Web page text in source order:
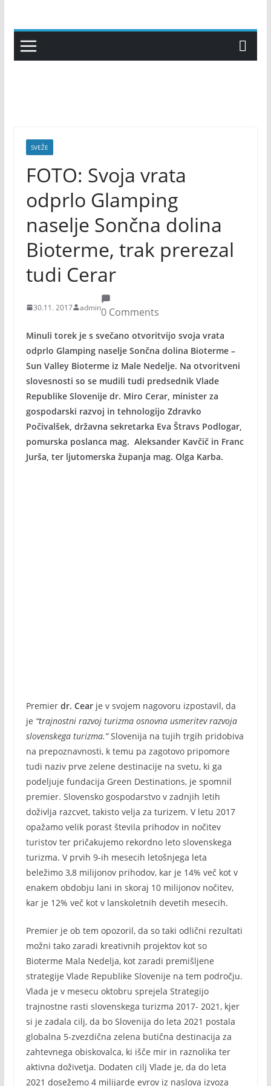
content
SVEŽE
FOTO: Svoja vrata
odprlo Glamping
naselje Sončna dolina
Bioterme, trak prerezal
tudi Cerar
30.11. 2017 admin0 Comments
Minuli torek je s svečano otvoritvijo svoja vrata
odprlo Glamping naselje Sončna dolina Bioterme –
Sun Valley Bioterme iz Male Nedelje. Na otvoritveni
slovesnosti so se mudili tudi predsednik Vlade
Republike Slovenije dr. Miro Cerar, minister za
gospodarski razvoj in tehnologijo Zdravko
Počivalšek, državna sekretarka Eva Štravs Podlogar,
pomurska poslanca mag. Aleksander Kavčič in Franc
Jurša, ter ljutomerska županja mag. Olga Karba.
Premier dr. Cearje v svojem nagovoru izpostavil, da
je “trajnostni razvoj turizma osnovna usmeritev razvoja
slovenskega turizma.”Slovenija na tujih trgih pridobiva
na prepoznavnosti, k temu pa zagotovo pripomore
tudi naziv prve zelene destinacije na svetu, ki ga
podeljuje fundacija Green Destinations, je spomnil
premier. Slovensko gospodarstvo v zadnjih letih
doživlja razcvet, takisto velja za turizem. V letu 2017
opažamo velik porast števila prihodov in nočitev
turistov ter pričakujemo rekordno leto slovenskega
turizma. V prvih 9-ih mesecih letošnjega leta
beležimo 3,8 milijonov prihodov, kar je 14% več kot v
enakem obdobju lani in skoraj 10 milijonov nočitev,
kar je 12% več kot v lanskoletnih devetih mesecih.
Premier je ob tem opozoril, da so taki odlični rezultati
možni tako zaradi kreativnih projektov kot so
Bioterme Mala Nedelja, kot zaradi premišljene
strategije Vlade Republike Slovenije na tem področju.
Vlada je v mesecu oktobru sprejela Strategijo
trajnostne rasti slovenskega turizma 2017- 2021, kjer
si je zadala cilj, da bo Slovenija do leta 2021 postala
globalna 5-zvezdična zelena butična destinacija za
zahtevnega obiskovalca, ki išče mir in raznolika ter
aktivna doživetja. Dodaten cilj Vlade je, da do leta
2021 dosežemo 4 milijarde evrov iz naslova izvoza